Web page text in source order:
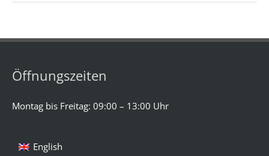
Öffnungszeiten
Montag bis Freitag: 09:00 – 13:00 Uhr
English